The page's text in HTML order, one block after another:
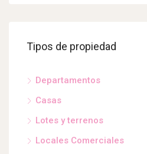
Tipos de propiedad
Departamentos
Casas
Lotes y terrenos
Locales Comerciales